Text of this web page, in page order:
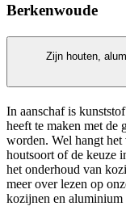
Berkenwoude
Zijn houten,
In aanschaf is
heeft te maken met de
worden. Wel hangt
houtsoort of de keuze
het onderhoud van
meer over lezen op
kozijnen en aluminium